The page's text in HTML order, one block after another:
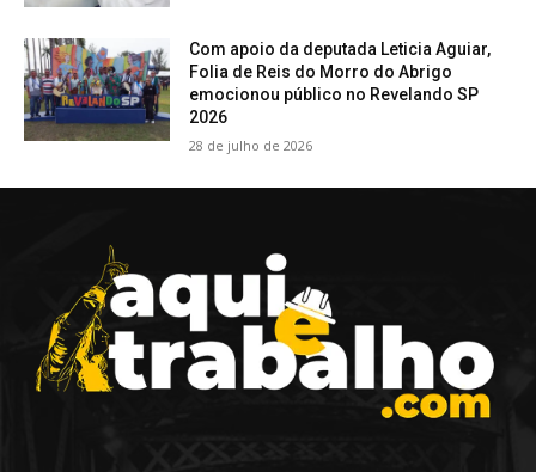
Com apoio da deputada Leticia Aguiar,
Folia de Reis do Morro do Abrigo
emocionou público no Revelando SP
2026
28 de julho de 2026